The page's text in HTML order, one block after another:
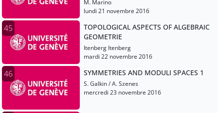
M. Marino
lundi 21 novembre 2016
45
TOPOLOGICAL ASPECTS OF ALGEBRAIC
GEOMETRIE
Itenberg Itenberg
mardi 22 novembre 2016
46 SYMMETRIES AND MODULI SPACES 1
S. Galkin / A. Szenes
mercredi 23 novembre 2016